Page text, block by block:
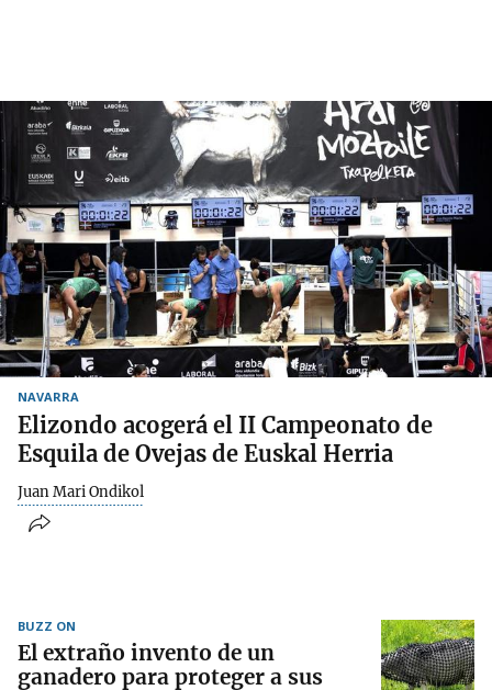
NAVARRA
Elizondo acogerá el II Campeonato de
Esquila de Ovejas de Euskal Herria
Juan Mari Ondikol
BUZZ ON
El extraño invento de un
ganadero para proteger a sus